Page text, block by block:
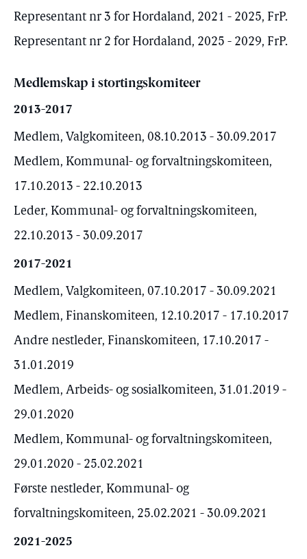
Representant nr 3 for Hordaland, 2021 - 2025, FrP.
Representant nr 2 for Hordaland, 2025 - 2029, FrP.
Medlemskap i stortingskomiteer
2013-2017
Medlem, Valgkomiteen, 08.10.2013 - 30.09.2017
Medlem, Kommunal- og forvaltningskomiteen,
17.10.2013 - 22.10.2013
Leder, Kommunal- og forvaltningskomiteen,
22.10.2013 - 30.09.2017
2017-2021
Medlem, Valgkomiteen, 07.10.2017 - 30.09.2021
Medlem, Finanskomiteen, 12.10.2017 - 17.10.2017
Andre nestleder, Finanskomiteen, 17.10.2017 -
31.01.2019
Medlem, Arbeids- og sosialkomiteen, 31.01.2019 -
29.01.2020
Medlem, Kommunal- og forvaltningskomiteen,
29.01.2020 - 25.02.2021
Første nestleder, Kommunal- og
forvaltningskomiteen, 25.02.2021 - 30.09.2021
2021-2025